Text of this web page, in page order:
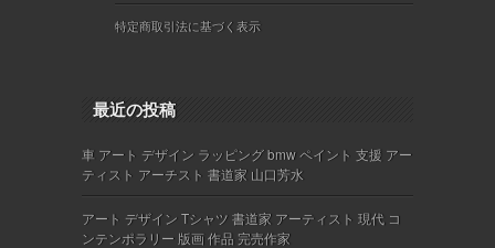
特定商取引法に基づく表示
最近の投稿
車 アート デザイン ラッピング bmw ペイント 支援 アー
ティスト アーチスト 書道家 山口芳水
アート デザイン Tシャツ 書道家 アーティスト 現代 コ
ンテンポラリー 版画 作品 完売作家